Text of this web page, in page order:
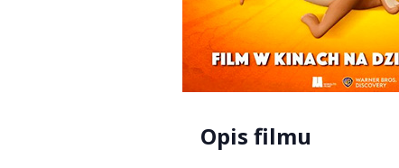
Opis filmu